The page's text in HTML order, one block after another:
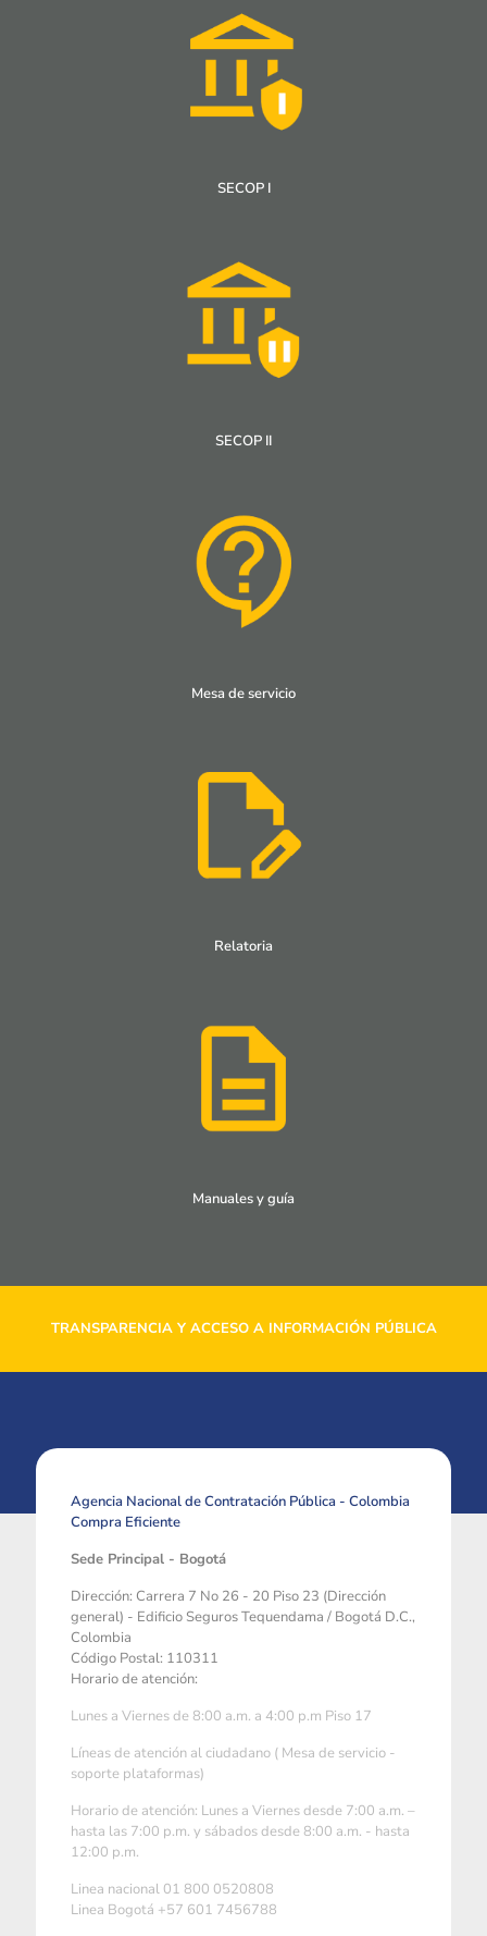
SECOP I
SECOP II
Mesa de servicio
Relatoria
Manuales y guía
TRANSPARENCIA Y ACCESO A INFORMACIÓN PÚBLICA
Agencia Nacional de Contratación Pública - Colombia
Compra Eficiente
Sede Principal - Bogotá
Dirección: Carrera 7 No 26 - 20 Piso 23 (Dirección
general) - Edificio Seguros Tequendama / Bogotá D.C.,
Colombia
Código Postal: 110311
Horario de atención:
Lunes a Viernes de 8:00 a.m. a 4:00 p.m Piso 17
Líneas de atención al ciudadano ( Mesa de servicio -
soporte plataformas)
Horario de atención: Lunes a Viernes desde 7:00 a.m. –
hasta las 7:00 p.m. y sábados desde 8:00 a.m. - hasta
12:00 p.m.
Linea nacional 01 800 0520808
Linea Bogotá +57 601 7456788